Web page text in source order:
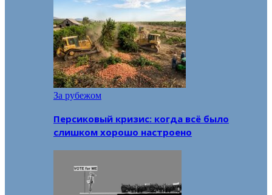
За рубежом
Персиковый кризис: когда всё было
слишком хорошо настроено